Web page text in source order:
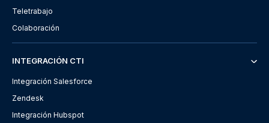
Teletrabajo
Colaboración
INTEGRACIÓN CTI
Integración Salesforce
Zendesk
Integración Hubspot